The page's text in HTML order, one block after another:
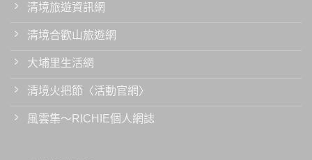
清境旅遊資訊網
清境合歡山旅遊網
大埔里生活網
清境火把節〈活動官網〉
風雲集～RICHIE個人網誌